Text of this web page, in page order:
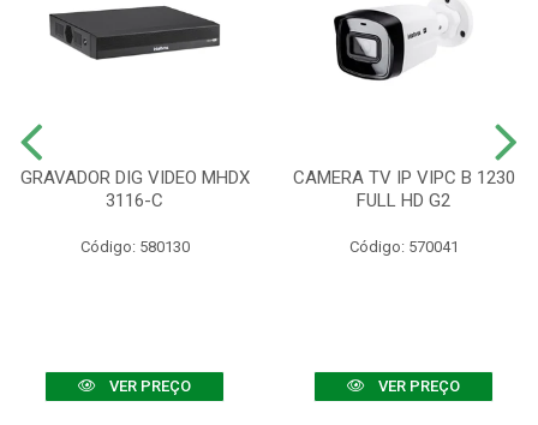
GRAVADOR DIG VIDEO MHDX
3116-C
Código: 580130
VER PREÇO
CAMERA TV IP VIPC B 1230
FULL HD G2
Código: 570041
VER PREÇO